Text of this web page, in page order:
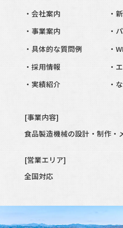
会社案内
事業案内
具体的な質問例
採用情報
実績紹介
[事業内容]
食品製造機械の設計・制作・
[営業エリア]
全国対応